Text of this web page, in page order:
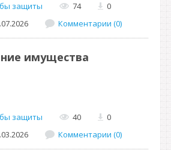
защиты 74
0
Комментарии (0)
имущества
защиты 40
0
Комментарии (0)